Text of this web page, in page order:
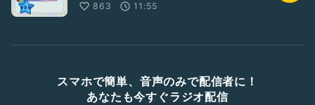
863
11:55
スマホで簡単、音声のみで配信者に！
あなたも今すぐラジオ配信